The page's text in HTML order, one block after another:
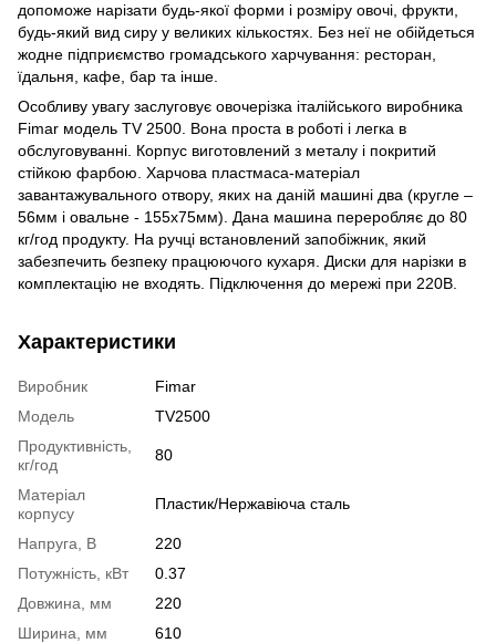
допоможе нарізати будь-якої форми і розміру овочі, фрукти,
будь-який вид сиру у великих кількостях. Без неї не обійдеться
жодне підприємство громадського харчування: ресторан,
їдальня, кафе, бар та інше.
Особливу увагу заслуговує овочерізка італійського виробника
Fimar модель TV 2500. Вона проста в роботі і легка в
обслуговуванні. Корпус виготовлений з металу і покритий
стійкою фарбою. Харчова пластмаса-матеріал
завантажувального отвору, яких на даній машині два (кругле –
56мм і овальне - 155х75мм). Дана машина переробляє до 80
кг/год продукту. На ручці встановлений запобіжник, який
забезпечить безпеку працюючого кухаря. Диски для нарізки в
комплектацію не входять. Підключення до мережі при 220В.
Характеристики
Виробник
Fimar
Модель
TV2500
Продуктивність,
кг/год
80
Матеріал
корпусу
Пластик/Нержавіюча сталь
Напруга, В
220
Потужність, кВт
0.37
Довжина, мм
220
Ширина, мм
610